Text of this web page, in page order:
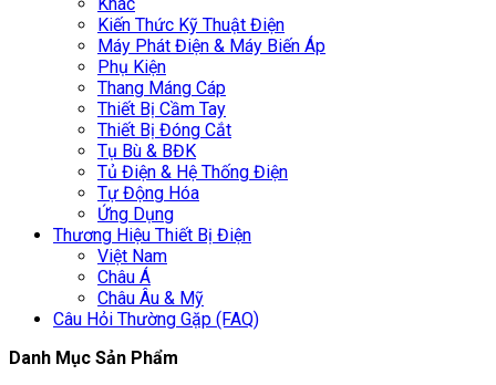
Kiến Thức Kỹ Thuật Điện
Máy Phát Điện & Máy Biến Áp
Phụ Kiện
Thang Máng Cáp
Thiết Bị Cầm Tay
Thiết Bị Đóng Cắt
Tụ Bù & BĐK
Tủ Điện & Hệ Thống Điện
Tự Động Hóa
Ứng Dụng
Thương Hiệu Thiết Bị Điện
Việt Nam
Châu Á
Châu Âu & Mỹ
Câu Hỏi Thường Gặp (FAQ)
Danh Mục Sản Phẩm